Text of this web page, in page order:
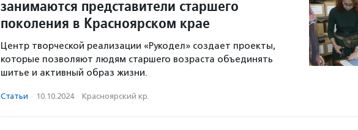
занимаются представители старшего
поколения в Красноярском крае
Центр творческой реализации «Рукодел» создает проекты,
которые позволяют людям старшего возраста объединять
шитье и активный образ жизни.
Статьи · 10.10.2024 · Красноярский кр.